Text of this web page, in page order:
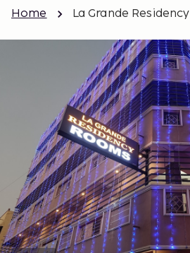
Home La Grande Residency